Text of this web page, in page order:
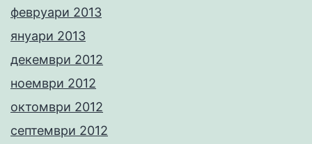
февруари 2013
януари 2013
декември 2012
ноември 2012
октомври 2012
септември 2012